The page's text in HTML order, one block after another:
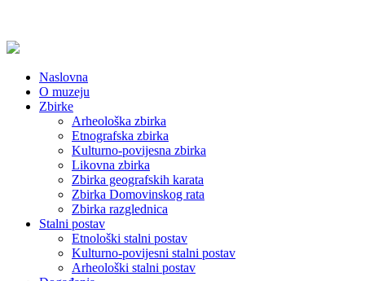
Naslovna
O muzeju
Zbirke
Arheološka zbirka
Etnografska zbirka
Kulturno-povijesna zbirka
Likovna zbirka
Zbirka geografskih karata
Zbirka Domovinskog rata
Zbirka razglednica
Stalni postav
Etnološki stalni postav
Kulturno-povijesni stalni postav
Arheološki stalni postav